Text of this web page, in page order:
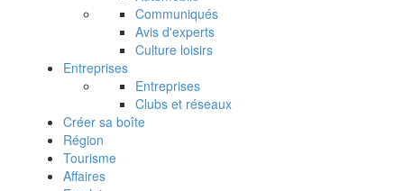
Communiqués
Avis d'experts
Culture loisirs
Entreprises
Entreprises
Clubs et réseaux
Créer sa boîte
Région
Tourisme
Affaires